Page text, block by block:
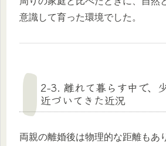
意識して育った環境でした。
2-3. 離れて暮らす中で、
近づいてきた近況
両親の離婚後は物理的な距離もあ